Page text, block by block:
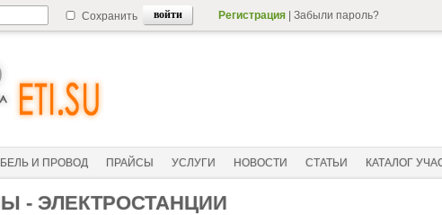
Сохранить Регистрация Забыли пароль?
И ПРОВОД ПРАЙСЫ УСЛУГИ НОВОСТИ СТАТЬИ КАТАЛОГ
- ЭЛЕКТРОСТАНЦИИ